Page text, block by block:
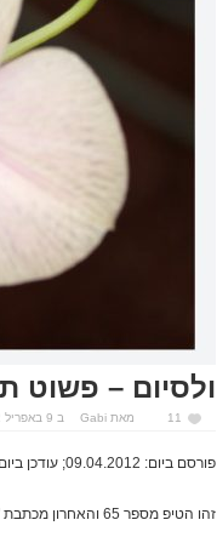
ולסיום – פשוט
מאת Gabi ב 9 באפריל 2012 11
פורסם ביום: 09.04.2012; עודכן ביום: 03.01.2026
זהו הטיפ מספר 65 והאחרון מכתבת " 65 טיפים נוספים לשיפור משחק הברידג' " (